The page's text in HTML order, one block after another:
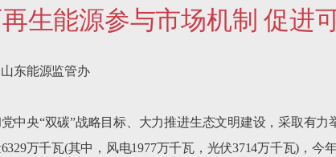
生能源参与市场机制 促进
山东能源监管办
中央“双碳”战略目标、大力推进生态文明建设，采取有
万千瓦(其中，风电1977万千瓦，光伏3714万千瓦)，今